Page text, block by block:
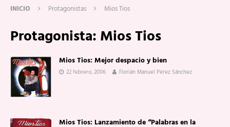
INICIO Protagonistas Mios Tios
Protagonista: Mios Tios
Mios Tios: Mejor despacio y bien
22 febrero, 2006 Florián Manuel Pérez Sánchez
Mios Tios: Lanzamiento de “Palabras en la